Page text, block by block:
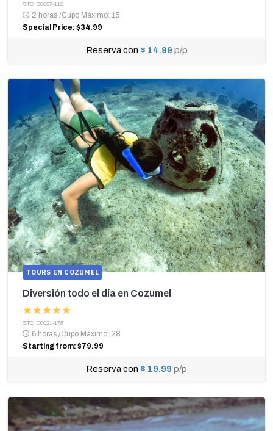
STCID0057-112
2 horas /Cupo Máximo: 15
Special Price: $34.99
Reserva con $ 14.99 p/p
TOURS EN COZUMEL
Diversión todo el día en Cozumel
STCID0021-178
6 horas /Cupo Máximo: 28
Starting from: $79.99
Reserva con $ 19.99 p/p